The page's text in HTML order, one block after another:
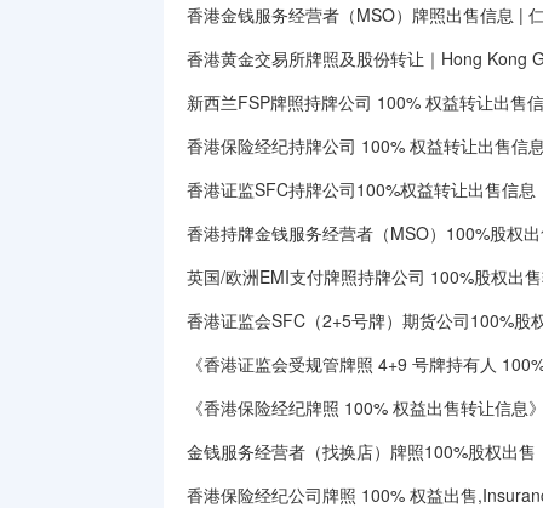
香港金钱服务经营者（MSO）牌照出售信息 |
香港黄金交易所牌照及股份转让｜Hong Kong
新西兰FSP牌照持牌公司 100% 权益转让出售
香港保险经纪持牌公司 100% 权益转让出售信
香港证监SFC持牌公司100%权益转让出售信息
香港持牌金钱服务经营者（MSO）100%股权
英国/欧洲EMI支付牌照持牌公司 100%股权出
香港证监会SFC（2+5号牌）期货公司100%股
《香港证监会受规管牌照 4+9 号牌持有人
《香港保险经纪牌照 100% 权益出售转让信息
金钱服务经营者（找换店）牌照100%股权出售
香港保险经纪公司牌照 100% 权益出售